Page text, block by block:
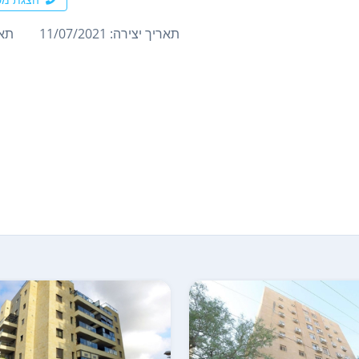
תאריך יצירה: 11/07/2021